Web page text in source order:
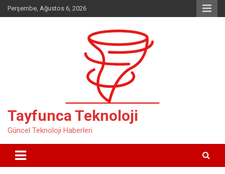
Skip
to
Perşembe, Ağustos 6, 2026
Tayfunca Teknoloji
Güncel Teknoloji Haberleri